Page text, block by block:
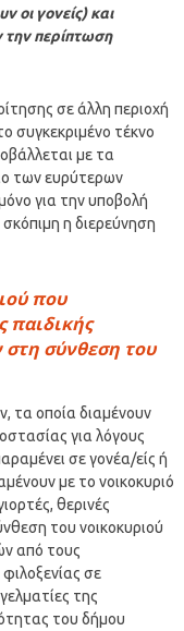
οι γονείς) και
την περίπτωση
σε άλλη περιοχή
συγκεκριμένο τέκνο
με τα
των ευρύτερων
για την υποβολή
η διερεύνηση
που
παιδικής
σύνθεση του
τα οποία διαμένουν
για λόγους
σε γονέα/είς ή
με το νοικοκυριό
θερινές
του νοικοκυριού
από τους
σε
της
του δήμου